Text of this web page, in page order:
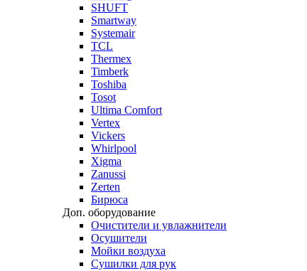
SHUFT
Smartway
Systemair
TCL
Thermex
Timberk
Toshiba
Tosot
Ultima Comfort
Vertex
Vickers
Whirlpool
Xigma
Zanussi
Zerten
Бирюса
Доп. оборудование
Очистители и увлажнители
Осушители
Мойки воздуха
Сушилки для рук